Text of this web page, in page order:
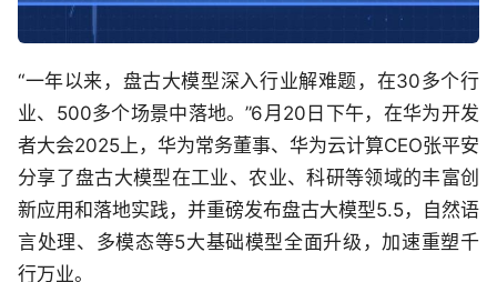
“一年以来，盘古大模型深入行业解难题，在30多个行
业、500多个场景中落地。”6月20日下午，在华为开发
者大会2025上，华为常务董事、华为云计算CEO张平安
分享了盘古大模型在工业、农业、科研等领域的丰富创
新应用和落地实践，并重磅发布盘古大模型5.5，自然语
言处理、多模态等5大基础模型全面升级，加速重塑千
行万业。